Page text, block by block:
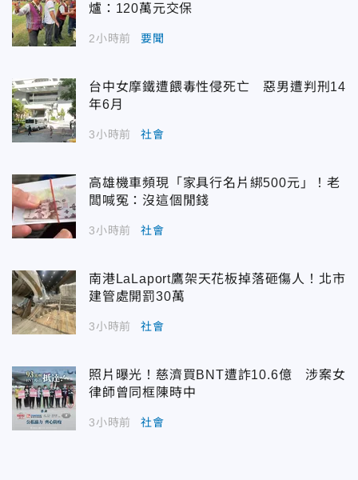
爐：120萬元交保
2小時前 要聞
台中女摩鐵遭餵毒性侵死亡 惡男遭判刑14
年6月
3小時前 社會
高雄機車頻現「家具行名片綁500元」！老
闆喊冤：沒這個閒錢
3小時前 社會
南港LaLaport鷹架天花板掉落砸傷人！北市
建管處開罰30萬
3小時前 社會
照片曝光！慈濟買BNT遭詐10.6億 涉案女
律師曾同框陳時中
3小時前 社會